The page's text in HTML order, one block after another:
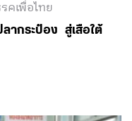
คเพื่อไทย
ากระป๋อง สู่เสือใต้